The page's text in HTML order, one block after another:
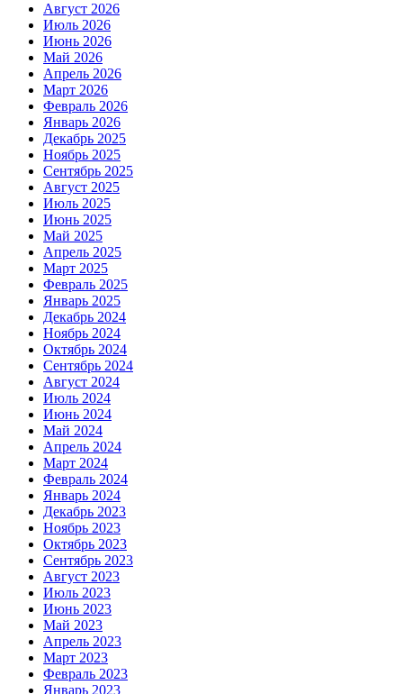
Август 2026
Июль 2026
Июнь 2026
Май 2026
Апрель 2026
Март 2026
Февраль 2026
Январь 2026
Декабрь 2025
Ноябрь 2025
Сентябрь 2025
Август 2025
Июль 2025
Июнь 2025
Май 2025
Апрель 2025
Март 2025
Февраль 2025
Январь 2025
Декабрь 2024
Ноябрь 2024
Октябрь 2024
Сентябрь 2024
Август 2024
Июль 2024
Июнь 2024
Май 2024
Апрель 2024
Март 2024
Февраль 2024
Январь 2024
Декабрь 2023
Ноябрь 2023
Октябрь 2023
Сентябрь 2023
Август 2023
Июль 2023
Июнь 2023
Май 2023
Апрель 2023
Март 2023
Февраль 2023
Январь 2023